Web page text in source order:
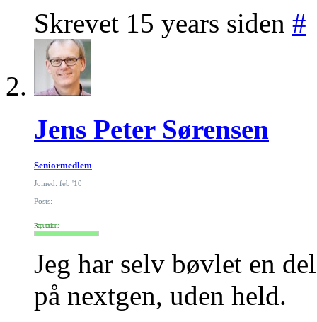
Skrevet 15 years siden #
Jens Peter Sørensen
Seniormedlem
Joined: feb '10
Posts:
Reputation:
Jeg har selv bøvlet en
på nextgen, uden held.